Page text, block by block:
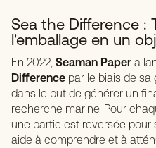
Sea the Difference :
l'emballage en un
En 2022, Seaman Paper a
Difference par le biais de sa
dans le but de générer un
recherche marine. Pour
une partie est reversée
aide à comprendre et à